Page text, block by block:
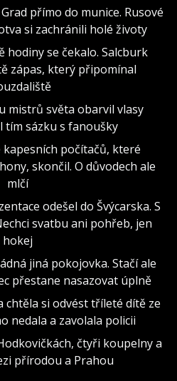
přímo do munice. Rusové
si zachránili holé životy
hodiny se čekalo. Salcburk
zápas, který připomínal
mistrů světa obarvil vlasy
tím sázku s fanoušky
počítačů, které
skončil. O důvodech ale
mlčí
odešel do Švýcarska. S
svatbu ani pohřeb, jen
hokej
jiná pokojovka. Stačí ale
přestane nasazovat úplně
chtěla si odvést tříleté dítě ze
nedala a zavolala policii
čtyři koupelny a
přírodou a Prahou